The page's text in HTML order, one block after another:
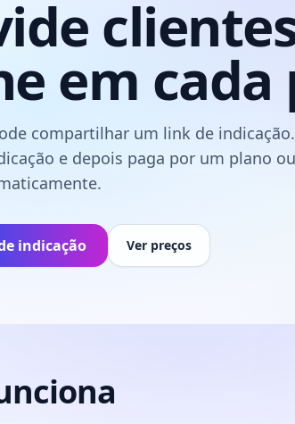
em
compartilhar um link de
e depois paga por um plano
indicação Ver preços